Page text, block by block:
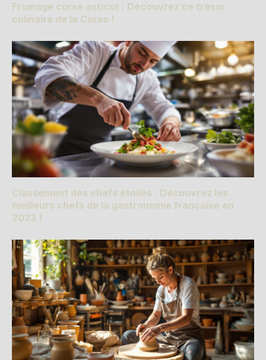
Fromage corse asticot : Découvrez ce trésor
culinaire de la Corse !
Classement des chefs étoilés : Découvrez les
meilleurs chefs de la gastronomie française en
2023 !